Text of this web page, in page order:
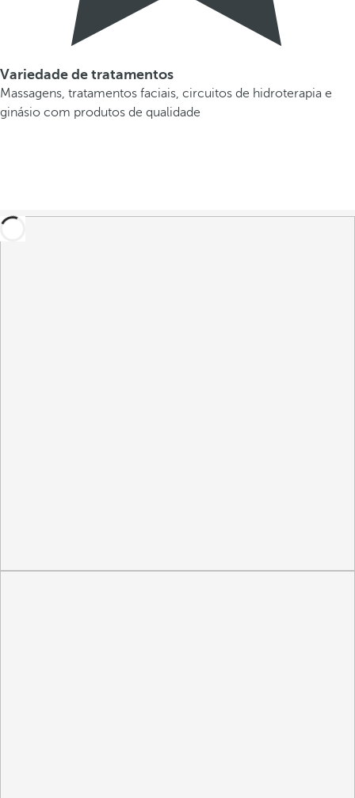
Variedade de tratamentos
Massagens, tratamentos faciais, circuitos de hidroterapia e
ginásio com produtos de qualidade